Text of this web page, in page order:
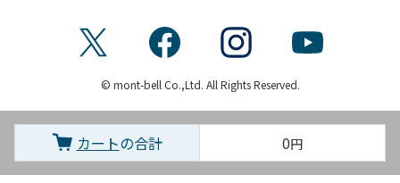
© mont-bell Co.,Ltd. All Rights Reserved.
カートの合計 0円